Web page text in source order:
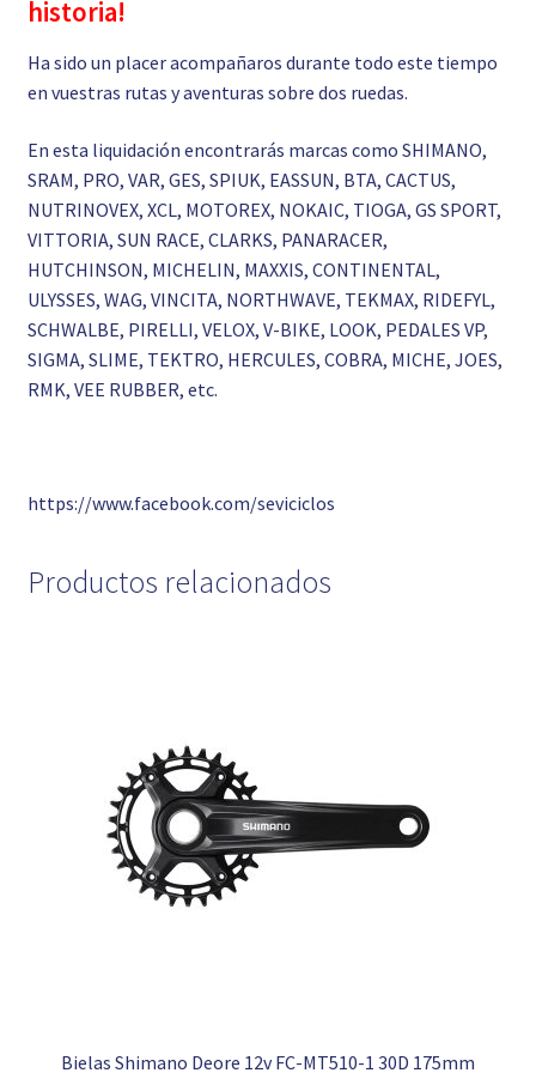
historia!
Ha sido un placer acompañaros durante todo este tiempo
en vuestras rutas y aventuras sobre dos ruedas.
En esta liquidación encontrarás marcas como SHIMANO,
SRAM, PRO, VAR, GES, SPIUK, EASSUN, BTA, CACTUS,
NUTRINOVEX, XCL, MOTOREX, NOKAIC, TIOGA, GS SPORT,
VITTORIA, SUN RACE, CLARKS, PANARACER,
HUTCHINSON, MICHELIN, MAXXIS, CONTINENTAL,
ULYSSES, WAG, VINCITA, NORTHWAVE, TEKMAX, RIDEFYL,
SCHWALBE, PIRELLI, VELOX, V-BIKE, LOOK, PEDALES VP,
SIGMA, SLIME, TEKTRO, HERCULES, COBRA, MICHE, JOES,
RMK, VEE RUBBER, etc.
https://www.facebook.com/seviciclos
Productos relacionados
Bielas Shimano Deore 12v FC-MT510-1 30D 175mm